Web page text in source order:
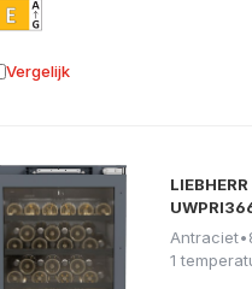
Vergelijk aan vergelijking
Antraciet•
1